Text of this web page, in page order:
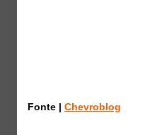
Fonte | Chevroblog